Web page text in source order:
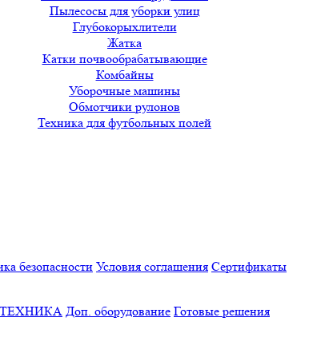
Пылесосы для уборки улиц
Глубокорыхлители
Жатка
Катки почвообрабатывающие
Комбайны
Уборочные машины
Обмотчики рулонов
Техника для футбольных полей
безопасности Условия соглашения Сертификаты
Доп. оборудование Готовые решения